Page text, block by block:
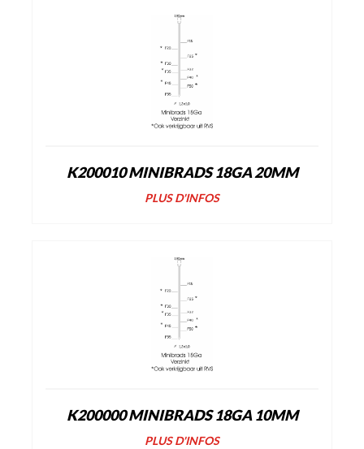
K200010 MINIBRADS 18GA 20MM
PLUS D'INFOS
K200000 MINIBRADS 18GA 10MM
PLUS D'INFOS